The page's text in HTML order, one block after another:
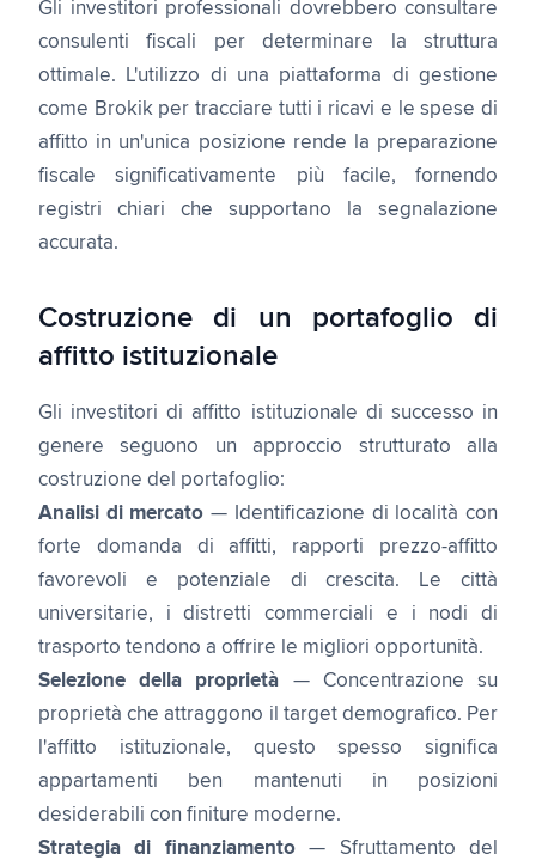
Gli investitori professionali dovrebbero consultare
consulenti fiscali per determinare la struttura
ottimale. L'utilizzo di una piattaforma di gestione
come Brokik per tracciare tutti i ricavi e le spese di
affitto in un'unica posizione rende la preparazione
fiscale significativamente più facile, fornendo
registri chiari che supportano la segnalazione
accurata.
Costruzione di un portafoglio di
affitto istituzionale
Gli investitori di affitto istituzionale di successo in
genere seguono un approccio strutturato alla
costruzione del portafoglio:
Analisi di mercato — Identificazione di località con
forte domanda di affitti, rapporti prezzo-affitto
favorevoli e potenziale di crescita. Le città
universitarie, i distretti commerciali e i nodi di
trasporto tendono a offrire le migliori opportunità.
Selezione della proprietà — Concentrazione su
proprietà che attraggono il target demografico. Per
l'affitto istituzionale, questo spesso significa
appartamenti ben mantenuti in posizioni
desiderabili con finiture moderne.
Strategia di finanziamento— Sfruttamento del